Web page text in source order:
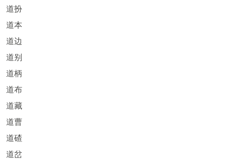
道扮
道本
道边
道别
道柄
道布
道藏
道曹
道碴
道岔